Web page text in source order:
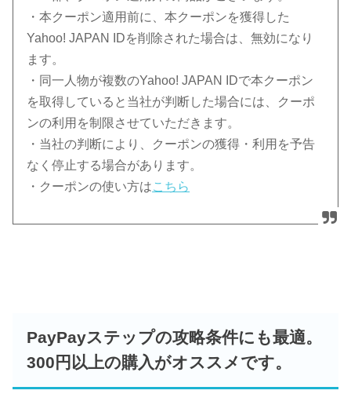
・本クーポン適用前に、本クーポンを獲得した
Yahoo! JAPAN IDを削除された場合は、無効になり
ます。
・同一人物が複数のYahoo! JAPAN IDで本クーポン
を取得していると当社が判断した場合には、クーポ
ンの利用を制限させていただきます。
・当社の判断により、クーポンの獲得・利用を予告
なく停止する場合があります。
・クーポンの使い方はこちら
PayPayステップの攻略条件にも最適。
300円以上の購入がオススメです。